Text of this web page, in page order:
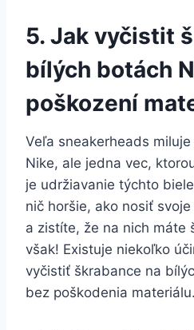
5. Jak vyčistit
bílých botách
poškození
Veľa sneakerheads
Nike, ale jedna vec,
je udržiavanie týchto
nič horšie, ako nosiť
a⁢ zistíte, že ⁤na nich máte​
však! Existuje niekoľko
vyčistiť škrabance na
bez poškodenia materiálu.